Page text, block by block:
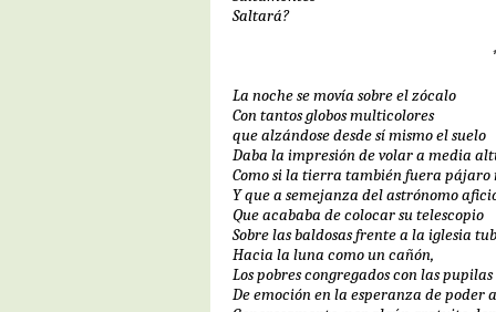
Saltará?
La noche se movía sobre el zócalo
Con tantos globos multicolores
que alzándose desde sí mismo el suelo
Daba la impresión de volar a media
Como si la tierra también fuera pájaro
Y que a semejanza del astrónomo
Que acababa de colocar su telescopio
Sobre las baldosas frente a la iglesia
Hacia la luna como un cañón,
Los pobres congregados con las
De emoción en la esperanza de poder